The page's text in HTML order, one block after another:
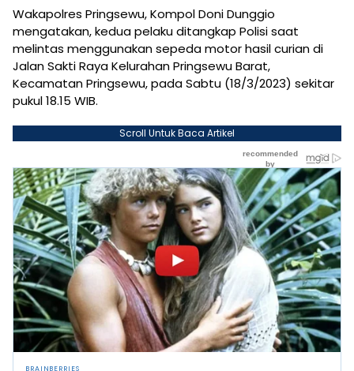
Wakapolres Pringsewu, Kompol Doni Dunggio
mengatakan, kedua pelaku ditangkap Polisi saat
melintas menggunakan sepeda motor hasil curian di
Jalan Sakti Raya Kelurahan Pringsewu Barat,
Kecamatan Pringsewu, pada Sabtu (18/3/2023) sekitar
pukul 18.15 WIB.
Scroll Untuk Baca Artikel